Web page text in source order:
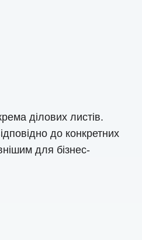
ділових листів.
до конкретних
для бізнес-